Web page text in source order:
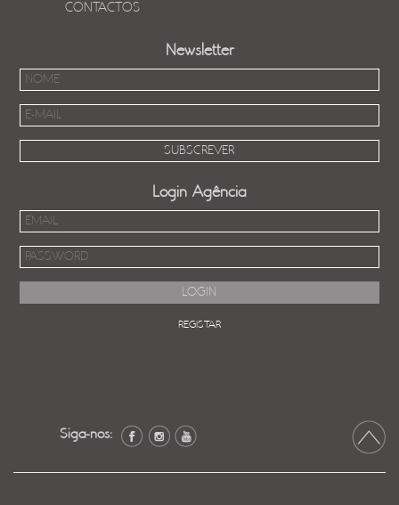
CONTACTOS
Newsletter
Login Agência
REGISTAR
Siga-nos: